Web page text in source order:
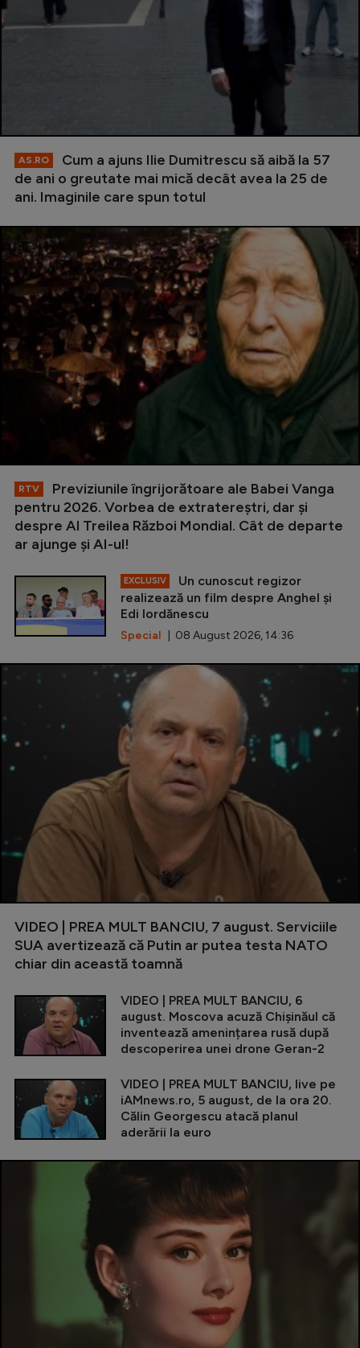
AS.RO
Cum a ajuns Ilie Dumitrescu să aibă la 57
de ani o greutate mai mică decât avea la 25 de
ani. Imaginile care spun totul
RTV
Previziunile îngrijorătoare ale Babei Vanga
pentru 2026. Vorbea de extratereștri, dar și
despre Al Treilea Război Mondial. Cât de departe
ar ajunge și AI-ul!
EXCLUSIV
Un cunoscut regizor
realizează un film despre Anghel și
Edi Iordănescu
Special | 08 August 2026, 14:36
VIDEO | PREA MULT BANCIU, 7 august. Serviciile
SUA avertizează că Putin ar putea testa NATO
chiar din această toamnă
VIDEO | PREA MULT BANCIU, 6
august. Moscova acuză Chișinăul că
inventează amenințarea rusă după
descoperirea unei drone Geran-2
VIDEO | PREA MULT BANCIU, live pe
iAMnews.ro, 5 august, de la ora 20.
Călin Georgescu atacă planul
aderării la euro